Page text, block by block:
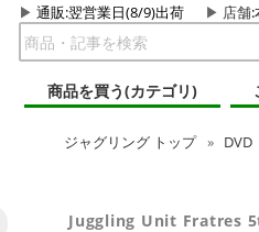
通販:翌営業日(8/9)出荷 店舗
商品を買う(カテゴリ)
ジャグリング トップ DVD
Juggling Unit Fratres